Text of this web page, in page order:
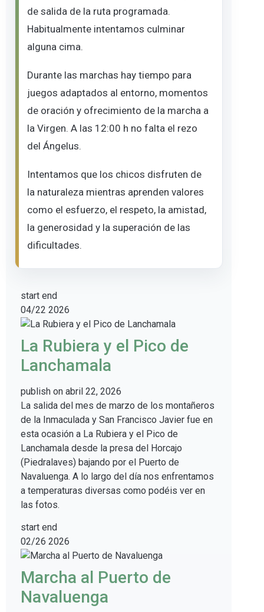
de salida de la ruta programada.
Habitualmente intentamos culminar
alguna cima.
Durante las marchas hay tiempo para
juegos adaptados al entorno, momentos
de oración y ofrecimiento de la marcha a
la Virgen. A las 12:00 h no falta el rezo
del Ángelus.
Intentamos que los chicos disfruten de
la naturaleza mientras aprenden valores
como el esfuerzo, el respeto, la amistad,
la generosidad y la superación de las
dificultades.
start end
04/22 2026
La Rubiera y el Pico de
Lanchamala
publish on abril 22, 2026
La salida del mes de marzo de los montañeros
de la Inmaculada y San Francisco Javier fue en
esta ocasión a La Rubiera y el Pico de
Lanchamala desde la presa del Horcajo
(Piedralaves) bajando por el Puerto de
Navaluenga. A lo largo del día nos enfrentamos
a temperaturas diversas como podéis ver en
las fotos.
start end
02/26 2026
Marcha al Puerto de
Navaluenga